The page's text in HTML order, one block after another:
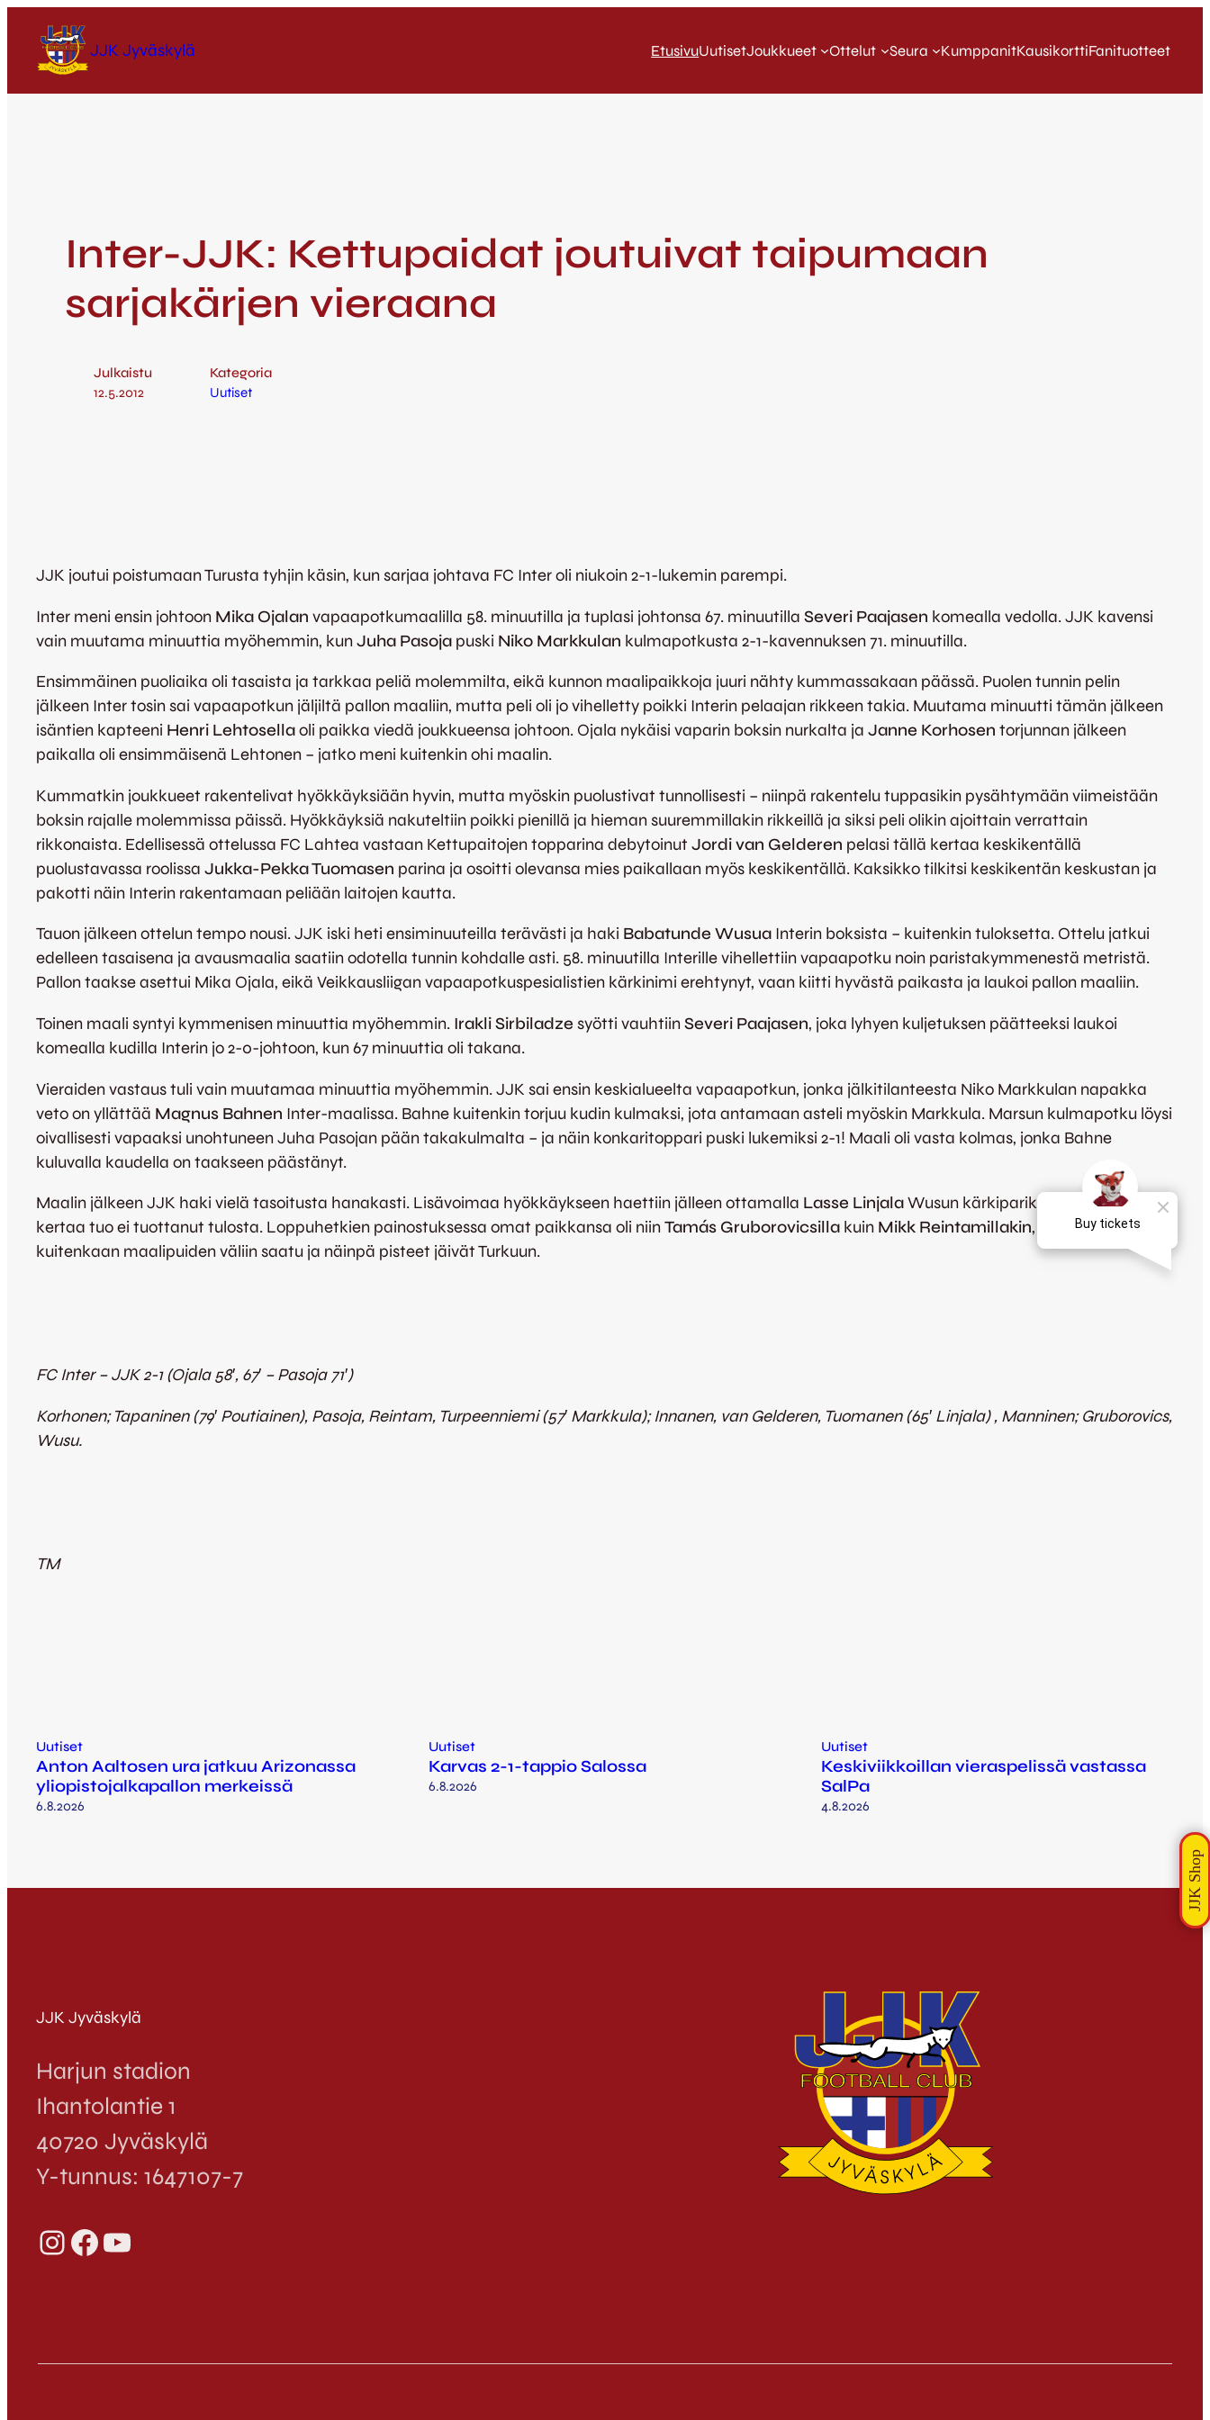
JJK Jyväskylä EtusivuUutisetJoukkueet Ottelut Seura KumppanitKausikorttiFanituotteet
Inter-JJK: Kettupaidat joutuivat taipumaan
sarjakärjen vieraana
Julkaistu
12.5.2012
Kategoria
Uutiset
JJK joutui poistumaan Turusta tyhjin käsin, kun sarjaa johtava FC Inter oli niukoin 2-1-lukemin parempi.
Inter meni ensin johtoon Mika Ojalan vapaapotkumaalilla 58. minuutilla ja tuplasi johtonsa 67. minuutilla Severi Paajasen komealla vedolla. JJK kavensi
vain muutama minuuttia myöhemmin, kunJuha Pasoja puski Niko Markkulan kulmapotkusta 2-1-kavennuksen 71. minuutilla.
Ensimmäinen puoliaika oli tasaista ja tarkkaa peliä molemmilta, eikä kunnon maalipaikkoja juuri nähty kummassakaan päässä. Puolen tunnin pelin
jälkeen Inter tosin sai vapaapotkun jäljiltä pallon maaliin, mutta peli oli jo vihelletty poikki Interin pelaajan rikkeen takia. Muutama minuutti tämän jälkeen
isäntien kapteeni Henri Lehtosellaoli paikka viedä joukkueensa johtoon. Ojala nykäisi vaparin boksin nurkalta ja Janne Korhosen torjunnan jälkeen
paikalla oli ensimmäisenä Lehtonen – jatko meni kuitenkin ohi maalin.
Kummatkin joukkueet rakentelivat hyökkäyksiään hyvin, mutta myöskin puolustivat tunnollisesti – niinpä rakentelu tuppasikin pysähtymään viimeistään
boksin rajalle molemmissa päissä. Hyökkäyksiä nakuteltiin poikki pienillä ja hieman suuremmillakin rikkeillä ja siksi peli olikin ajoittain verrattain
rikkonaista. Edellisessä ottelussa FC Lahtea vastaan Kettupaitojen topparina debytoinut Jordi van Gelderen pelasi tällä kertaa keskikentällä
puolustavassa roolissa Jukka-Pekka Tuomasen parina ja osoitti olevansa mies paikallaan myös keskikentällä. Kaksikko tilkitsi keskikentän keskustan ja
pakotti näin Interin rakentamaan peliään laitojen kautta.
Tauon jälkeen ottelun tempo nousi. JJK iski heti ensiminuuteilla terävästi ja haki Babatunde Wusua Interin boksista – kuitenkin tuloksetta. Ottelu jatkui
edelleen tasaisena ja avausmaalia saatiin odotella tunnin kohdalle asti. 58. minuutilla Interille vihellettiin vapaapotku noin paristakymmenestä metristä.
Pallon taakse asettui Mika Ojala, eikä Veikkausliigan vapaapotkuspesialistien kärkinimi erehtynyt, vaan kiitti hyvästä paikasta ja laukoi pallon maaliin.
Toinen maali syntyi kymmenisen minuuttia myöhemmin. Irakli Sirbiladze syötti vauhtiinSeveri Paajasen, joka lyhyen kuljetuksen päätteeksi laukoi
komealla kudilla Interin jo 2-0-johtoon, kun 67 minuuttia oli takana.
Vieraiden vastaus tuli vain muutamaa minuuttia myöhemmin. JJK sai ensin keskialueelta vapaapotkun, jonka jälkitilanteesta Niko Markkulan napakka
veto on yllättää Magnus Bahnen Inter-maalissa. Bahne kuitenkin torjuu kudin kulmaksi, jota antamaan asteli myöskin Markkula. Marsun kulmapotku löysi
oivallisesti vapaaksi unohtuneen Juha Pasojan pään takakulmalta – ja näin konkaritoppari puski lukemiksi 2-1! Maali oli vasta kolmas, jonka Bahne
kuluvalla kaudella on taakseen päästänyt.
Maalin jälkeen JJK haki vielä tasoitusta hanakasti. Lisävoimaa hyökkäykseen haettiin jälleen ottamalla Lasse LinjalaWusun kärkipariksi, mutta tällä
kertaa tuo ei tuottanut tulosta. Loppuhetkien painostuksessa omat paikkansa oli niinTamás Gruborovicsilla kuin Mikk Reintamillakin, mutta palloa ei
kuitenkaan maalipuiden väliin saatu ja näinpä pisteet jäivät Turkuun.
FC Inter – JJK 2-1 (Ojala 58′, 67′ – Pasoja 71′)
Korhonen; Tapaninen (79′ Poutiainen), Pasoja, Reintam, Turpeenniemi (57′ Markkula); Innanen, van Gelderen, Tuomanen (65′ Linjala) , Manninen; Gruborovics,
Wusu.
TM
Uutiset
Anton Aaltosen ura jatkuu Arizonassa
yliopistojalkapallon merkeissä
6.8.2026
Uutiset
Karvas 2-1-tappio Salossa
6.8.2026
Uutiset
Keskiviikkoillan vieraspelissä vastassa
SalPa
4.8.2026
JJK Jyväskylä
Harjun stadion
Ihantolantie 1
40720 Jyväskylä
Y-tunnus: 1647107-7
InstagramFacebook YouTube